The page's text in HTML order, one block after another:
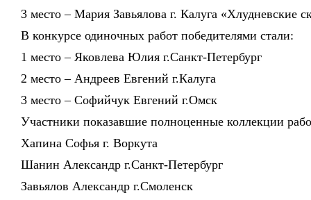
3 место – Мария Завьялова г. Калуга «Хлудневские
В конкурсе одиночных работ победителями стали:
1 место – Яковлева Юлия г.Санкт-Петербург
2 место – Андреев Евгений г.Калуга
3 место – Софийчук Евгений г.Омск
Участники показавшие полноценные коллекции
Хапина Софья г. Воркута
Шанин Александр г.Санкт-Петербург
Завьялов Александр г.Смоленск